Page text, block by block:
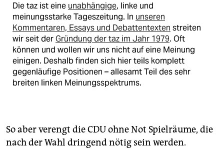
Die taz ist eine unabhängige, linke und
meinungsstarke Tageszeitung. In unseren
Kommentaren, Essays und Debattentexten streiten
wir seit derGründung der taz im Jahr 1979. Oft
können und wollen wir uns nicht auf eine Meinung
einigen. Deshalb finden sich hier teils komplett
gegenläufige Positionen – allesamt Teil des sehr
breiten linken Meinungsspektrums.
So aber verengt die CDU ohne Not Spielräume, die
nach der Wahl dringend nötig sein werden.